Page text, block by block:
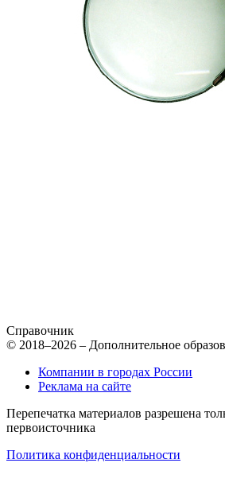
Справочник
© 2018–2026 – Дополнительное
Компании в городах России
Реклама на сайте
Перепечатка материалов разрешена
первоисточника
Политика конфиденциальности